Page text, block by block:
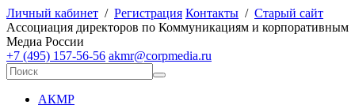
Личный кабинет / Регистрация Контакты / Старый сайт
Ассоциация директоров по Коммуникациям и корпоративным
Медиа России
+7 (495) 157-56-56 akmr@corpmedia.ru
АКМР